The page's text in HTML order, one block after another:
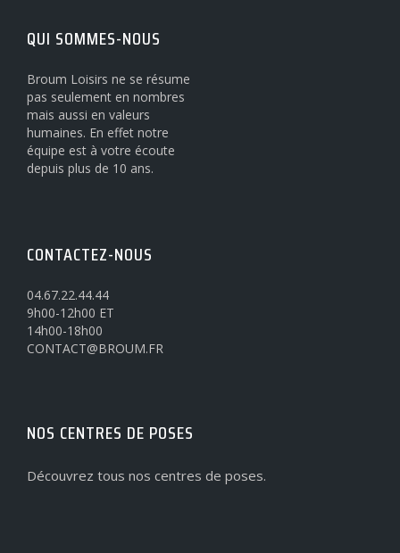
QUI SOMMES-NOUS
Broum Loisirs ne se résume
pas seulement en nombres
mais aussi en valeurs
humaines. En effet notre
équipe est à votre écoute
depuis plus de 10 ans.
CONTACTEZ-NOUS
04.67.22.44.44
9h00-12h00 ET
14h00-18h00
CONTACT@BROUM.FR
NOS CENTRES DE POSES
Découvrez tous nos centres de poses.